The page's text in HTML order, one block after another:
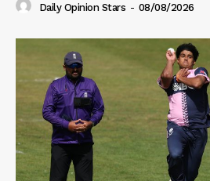
Daily Opinion Stars - 08/08/2026